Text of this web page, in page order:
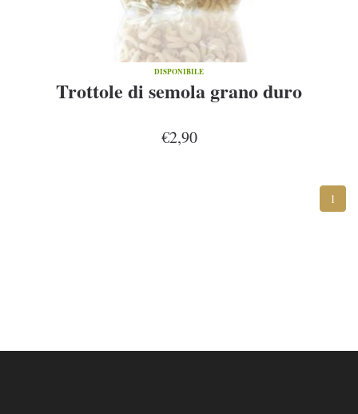
DISPONIBILE
Trottole di semola grano duro
€2,90
1